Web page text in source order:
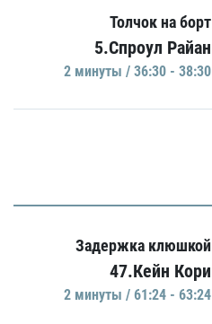
Толчок на борт
5.Спроул Райан
2 минуты / 36:30 - 38:30
Задержка клюшкой
47.Кейн Кори
2 минуты / 61:24 - 63:24